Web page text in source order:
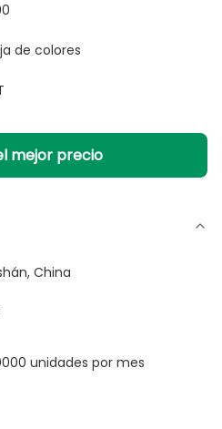
de colores
mejor precio
China
unidades por mes